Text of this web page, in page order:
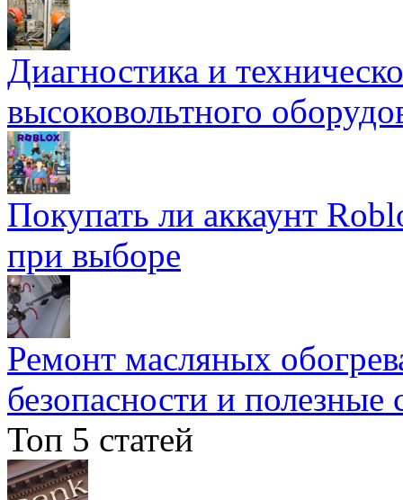
Диагностика и
высоковольтного
Покупать ли аккаунт
при выборе
Ремонт масляных
безопасности и полезные
Топ 5 статей